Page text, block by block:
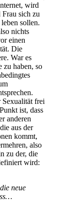
wird
sich zu
sollen.
nichts
einen
Die
War es
zu haben, so
Sexualität frei
ist, dass
anderen
aus der
kommt,
also
zu der, die
wird:
neue